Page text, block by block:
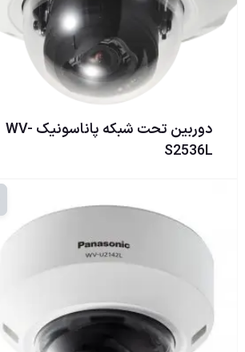
دوربین تحت شبکه پاناسونيک WV-
S2536L